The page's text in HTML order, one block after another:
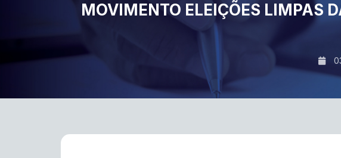
MOVIMENTO ELEIÇÕES LIMPAS